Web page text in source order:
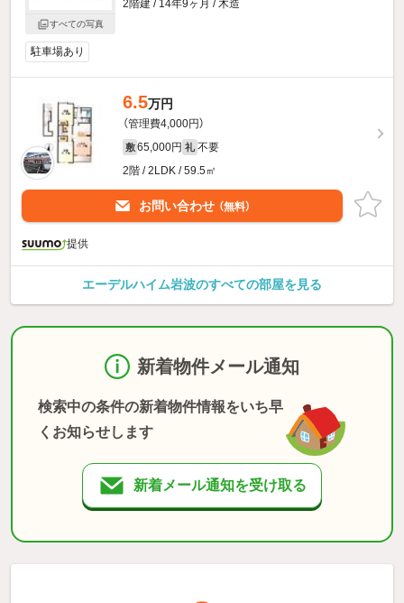
すべての写真
2階建 / 14年9ヶ月 / 木造
駐車場あり
6.5万円
（管理費4,000円）
敷 65,000円 礼 不要
2階 / 2LDK / 59.5㎡
お問い合わせ （無料）
提供
エーデルハイム岩波のすべての部屋を見る
新着物件メール通知
検索中の条件の新着物件情報をいち早
くお知らせします
新着メール通知を受け取る